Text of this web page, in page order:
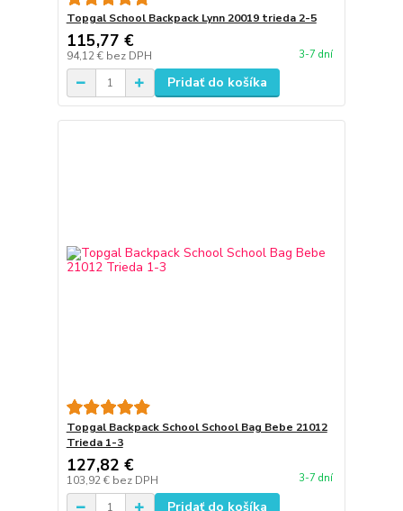
Topgal School Backpack Lynn 20019 trieda 2-5
115,77 €
94,12 € bez DPH 3-7 dní
Pridať do košíka
Topgal Backpack School School Bag Bebe 21012
Trieda 1-3
127,82 €
103,92 € bez DPH 3-7 dní
Pridať do košíka